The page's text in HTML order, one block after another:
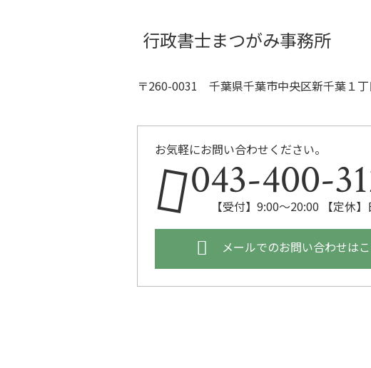
行政書士まつがみ事務所
〒260-0031 千葉県千葉市中央区新千葉１丁
お気軽にお問い合わせください。
043-400-
【受付】9:00～20:00 【定休
メールでのお問い合わせは